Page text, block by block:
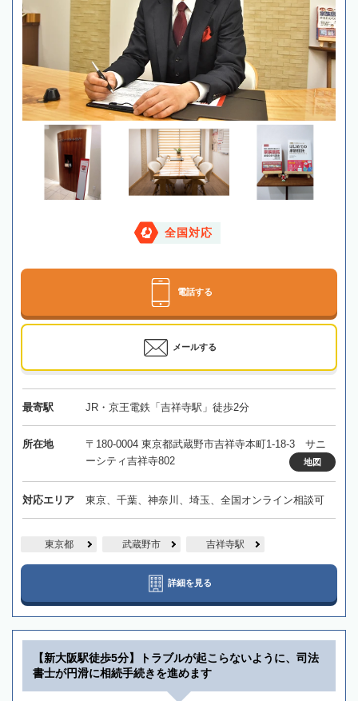
全国対応
電話する
メールする
最寄駅 JR・京王電鉄「吉祥寺駅」徒歩2分
所在地
〒180-0004 東京都武蔵野市吉祥寺本町1-18-3 サニ
ーシティ吉祥寺802
地図
対応エリア 東京、千葉、神奈川、埼玉、全国オンライン相談可
東京都 武蔵野市 吉祥寺駅
詳細を見る
【新大阪駅徒歩5分】トラブルが起こらないように、司法
書士が円滑に相続手続きを進めます